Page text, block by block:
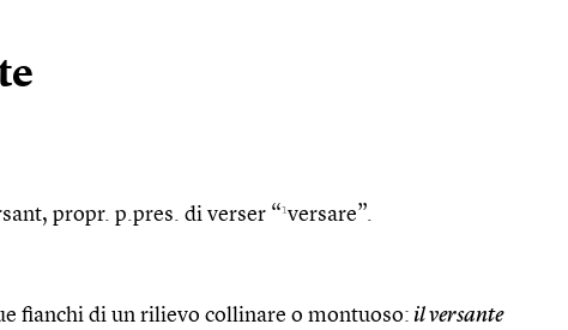
propr. p.pres. di verser “1versare”.
fianchi di un rilievo collinare o montuoso: il versante